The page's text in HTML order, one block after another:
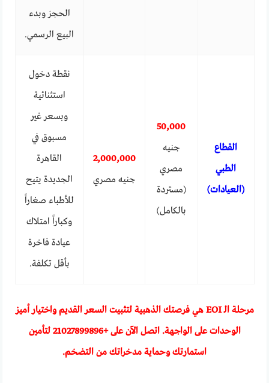
الحجز وبدء
البيع الرسمي.
القطاع
الطبي
(العيادات)
50,000
جنيه
مصري
(مستردة
بالكامل)
2,000,000
جنيه مصري
نقطة دخول
استثنائية
وبسعر غير
مسبوق في
القاهرة
الجديدة يتيح
للأطباء صغاراً
وكباراً امتلاك
عيادة فاخرة
بأقل تكلفة.
مرحلة الـ EOI هي فرصتك الذهبية لتثبيت السعر القديم واختيار أميز
الوحدات على الواجهة. اتصل الآن على +21027899896 لتأمين
استمارتك وحماية مدخراتك من التضخم.